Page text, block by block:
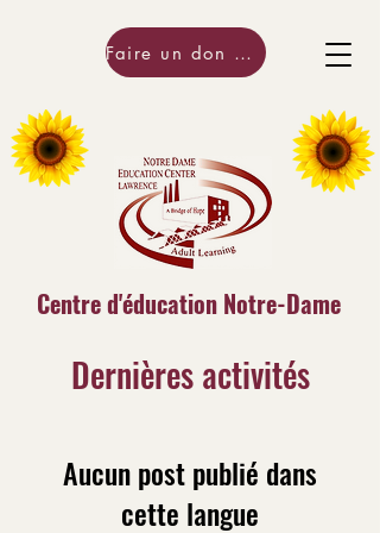
Centre d'éducation Notre-Dame
Faire un don maintenant!
Dernières activités
Aucun post publié dans
cette langue